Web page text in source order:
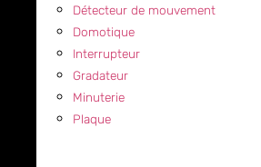
Détecteur de mouvement
Domotique
Interrupteur
Gradateur
Minuterie
Plaque